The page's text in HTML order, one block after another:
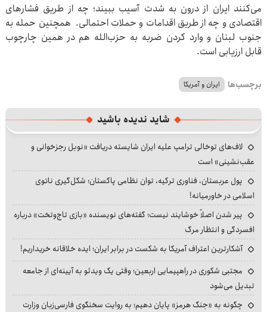
می‌کنند ایران از درون به شدت آسیب ببیند؛ چه از طریق فشارهای
اقتصادی و چه از طریق اقدامات و حملات احتمالی. همچنین حمله به
جنوب لبنان و وارد کردن ضربه به حزب‌الله هم در همین چارچوب
قابل ارزیابی است.
برچسب‌ها ایران و آمریکا
شاید ندیده باشید
لاف‌های توخالی ترامپ علیه ایران شایسته دریافت «نوبل رجزخوانی و
عقب‌نشینی» است
پول عربستان، فناوری ترکیه، توان نظامی پاکستان؛ شکل‌گیری ناتوی
اسلامی در خاورمیانه!
پیر شدن اصلاً خوشایند نیست؛ گفته‌های نویسنده «بازی تاج‌وتخت» درباره
افسردگی و انتظار مرگ
آشکارترین اعتراف آمریکا به شکست در برابر ایران؛ ایده خلاقانه خریداریم!
مجتبی شکوری در راهپیمایی اربعین؛ وقتی یک ویدئو به آیینه‌ای از جامعه
تبدیل می‌شود
چگونه به «جنگ هرمز» پایان دهیم؛ به روایت سخنگوی فارسی‌زبان وزارت